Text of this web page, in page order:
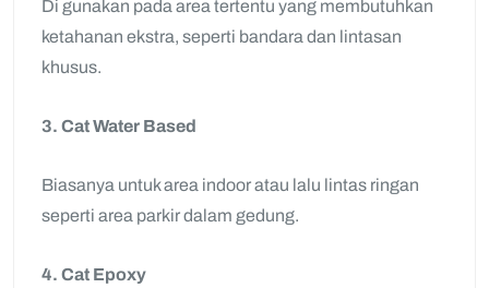
Di gunakan pada area tertentu yang membutuhkan
ketahanan ekstra, seperti bandara dan lintasan
khusus.
3. Cat Water Based
Biasanya untuk area indoor atau lalu lintas ringan
seperti area parkir dalam gedung.
4. Cat Epoxy